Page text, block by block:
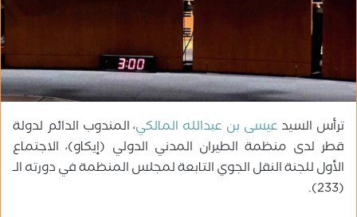
ي
ا
ترأس السيد عيسى بن عبدالله المالكي، المندوب الدائم لدولة
قطر لدى منظمة الطيران المدني الدولي (إيكاو)، الاجتماع
الأول للجنة النقل الجوي التابعة لمجلس المنظمة في دورته الـ
(233).